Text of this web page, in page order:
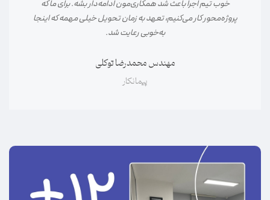
راه‌اندازی، همه‌چیز طبق استاندارد و بدون دوباره‌کاری انجام شد.
مهم‌تر از همه، پاسخگویی و پشتیبانی بعد از اجرا بود که خیال ما را
راحت کرد.
مهندس علیرضا کریمی
ناظر تأسیسات